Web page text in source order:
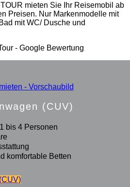
mieten Sie Ihr Reisemobil ab
Preisen. Nur Markenmodelle mit
mit WC/ Dusche und
(CUV)
bis 4 Personen
komfortable Betten